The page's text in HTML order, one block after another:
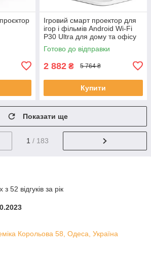
Ігровий смарт проектор для
ігор і фільмів Android Wi-Fi
P30 Ultra для дому та офісу
домашній кінотеатр SC-76
Готово до відправки
2 882 ₴ 5 764 ₴
Купити
Показати ще
1 / 183
52 відгуків за рік
Корольова 58, Одеса, Україна